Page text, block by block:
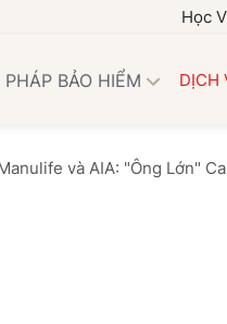
Học Viện bảo
PHÁP BẢO HIỂM DỊCH
và AIA: "Ông Lớn"